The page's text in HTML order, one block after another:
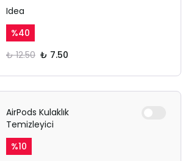
Idea
%40
₺ 12.50 ₺ 7.50
AirPods Kulaklık
Temizleyici
%10